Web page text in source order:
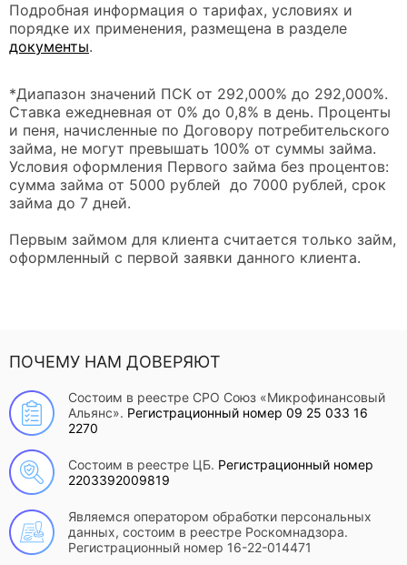
Подробная информация о тарифах, условиях и
порядке их применения, размещена в разделе
документы.
*Диапазон значений ПСК от 292,000% до 292,000%.
Ставка ежедневная от 0% до 0,8% в день. Проценты
и пеня, начисленные по Договору потребительского
займа, не могут превышать 100% от суммы займа.
Условия оформления Первого займа без процентов:
сумма займа от 5000 рублей до 7000 рублей, срок
займа до 7 дней.
Первым займом для клиента считается только займ,
оформленный с первой заявки данного клиента.
ПОЧЕМУ НАМ ДОВЕРЯЮТ
Состоим в реестре СРО Союз «Микрофинансовый
Альянс». Регистрационный номер 09 25 033 16
2270
Состоим в реестре ЦБ. Регистрационный номер
2203392009819
Являемся оператором обработки персональных
данных, состоим в реестре Роскомнадзора.
Регистрационный номер 16-22-014471